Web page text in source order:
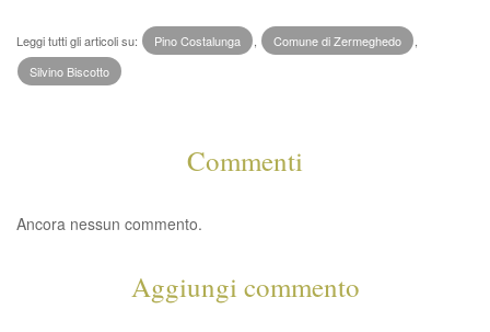
Leggi tutti gli articoli su: Pino Costalunga Comune di Zermeghedo
Silvino Biscotto
Commenti
Ancora nessun commento.
Aggiungi commento